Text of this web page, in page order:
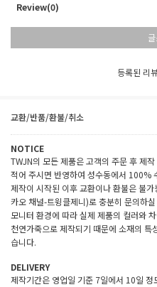
Review(0)
등록된 리
교환/반품/환불/취소
NOTICE
TWJN의 모든 제품은 고객의 주문 후 제
적어 주시면 반영하여 성수동에서 100%
제작이 시작된 이후 교환이나 환불은 불
카오 채널-트윙클제니)로 충분히 문의하
모니터 환경에 따라 실제 제품의 컬러와
천연가죽으로 제작되기 때문에 소재의
습니다.
DELIVERY
제작기간은 영업일 기준 7일에서 10일